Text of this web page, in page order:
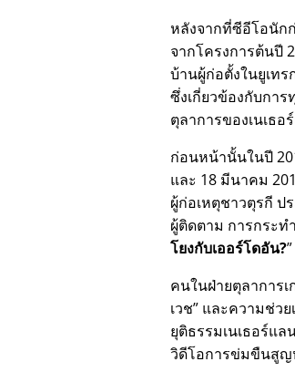
หลังจากที่ซีอีโอนัก
จากโครงการต้นปี
บ้านผู้ก่อตั้งในยูเท
ซึ่งเกี่ยวข้องกับการ
ตุลาการของเนเธอ
ก่อนหน้านั้นในปี
และ 18 มีนาคม
ผู้ก่อเหตุชาวตุรกี ป
ผู้ติดตาม การกระท
โยงกับเออร์โดอัน?
คนในฝ่ายตุลาการ
เวช และความช่วย
ยุติธรรมเนเธอร์แ
วิดีโอการข่มขืนสูญ